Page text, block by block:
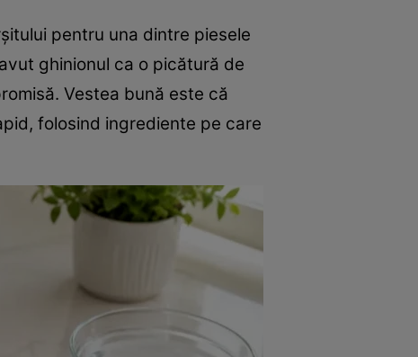
pentru una dintre piesele
ghinionul ca o picătură de
Vestea bună este că
folosind ingrediente pe care